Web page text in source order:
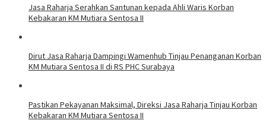
Jasa Raharja Serahkan Santunan kepada Ahli Waris Korban
Kebakaran KM Mutiara Sentosa II
Dirut Jasa Raharja Dampingi Wamenhub Tinjau Penanganan Korban
KM Mutiara Sentosa II di RS PHC Surabaya
Pastikan Pekayanan Maksimal, Direksi Jasa Raharja Tinjau Korban
Kebakaran KM Mutiara Sentosa II